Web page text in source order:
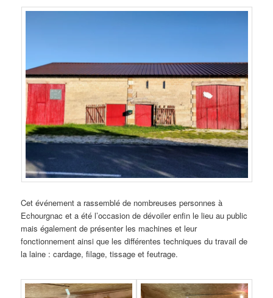
Cet événement a rassemblé de nombreuses personnes à
Echourgnac et a été l’occasion de dévoiler enfin le lieu au public
mais également de présenter les machines et leur
fonctionnement ainsi que les différentes techniques du travail de
la laine : cardage, filage, tissage et feutrage.